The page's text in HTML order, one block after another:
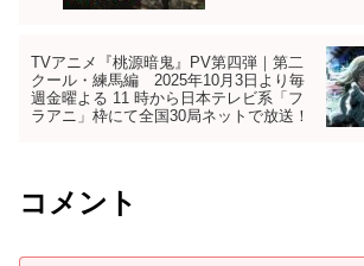
TVアニメ『桃源暗鬼』PV第四弾｜第二
クール・練馬編 2025年10月3日より毎
週金曜よる 11 時から日本テレビ系「フ
ラアニ」枠にて全国30局ネットで放送！
コメント